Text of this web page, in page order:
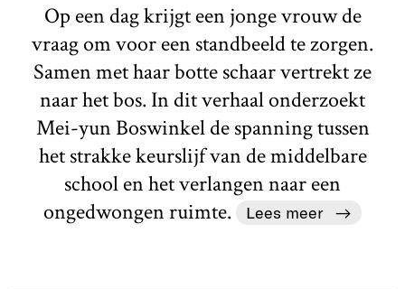
Op een dag krijgt een jonge vrouw de
vraag om voor een standbeeld te zorgen.
Samen met haar botte schaar vertrekt ze
naar het bos. In dit verhaal onderzoekt
Mei-yun Boswinkel de spanning tussen
het strakke keurslijf van de middelbare
school en het verlangen naar een
ongedwongen ruimte.
Lees meer